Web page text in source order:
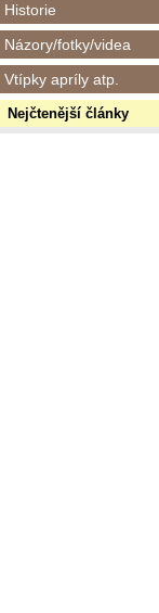
Historie
Názory/fotky/videa
Vtípky apríly atp.
Nejčtenější články